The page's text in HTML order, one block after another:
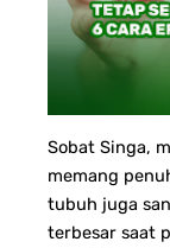
Sobat Singa,
memang
tubuh juga
terbesar saat